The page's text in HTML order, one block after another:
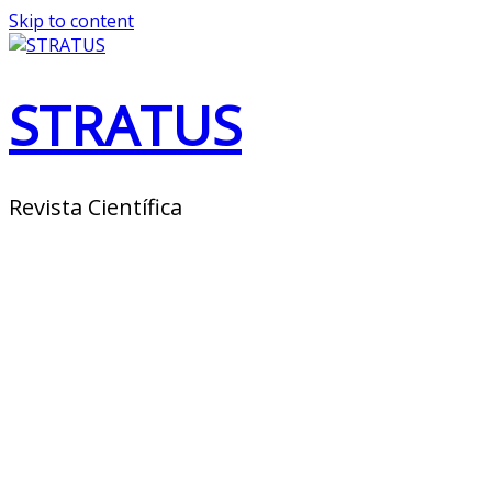
Skip to content
STRATUS
Revista Científica